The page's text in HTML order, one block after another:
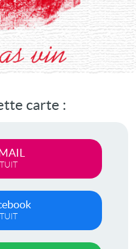
carte :